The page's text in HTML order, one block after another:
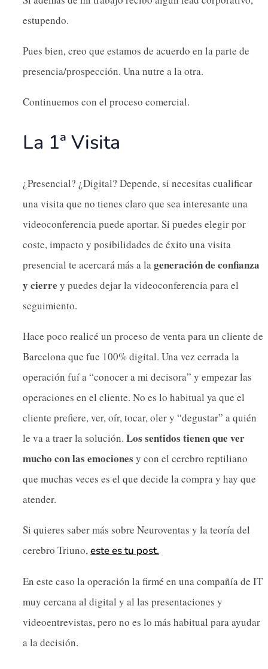
estupendo.
Pues bien, creo que estamos de acuerdo en la parte de
presencia/prospección. Una nutre a la otra.
Continuemos con el proceso comercial.
La 1ª Visita
¿Presencial? ¿Digital? Depende, si necesitas cualificar
una visita que no tienes claro que sea interesante una
videoconferencia puede aportar. Si puedes elegir por
coste, impacto y posibilidades de éxito una visita
presencial te acercará más a lageneración de confianza
y cierre y puedes dejar la videoconferencia para el
seguimiento.
Hace poco realicé un proceso de venta para un cliente de
Barcelona que fue 100% digital. Una vez cerrada la
operación fuí a “conocer a mi decisora” y empezar las
operaciones en el cliente. No es lo habitual ya que el
cliente prefiere, ver, oír, tocar, oler y “degustar” a quién
le va a traer la solución. Los sentidos tienen que ver
mucho con las emociones y con el cerebro reptiliano
que muchas veces es el que decide la compra y hay que
atender.
Si quieres saber más sobre Neuroventas y la teoría del
cerebro Triuno,este es tu post.
En este caso la operación la firmé en una compañía de IT
muy cercana al digital y al las presentaciones y
videoentrevistas, pero no es lo más habitual para ayudar
a la decisión.